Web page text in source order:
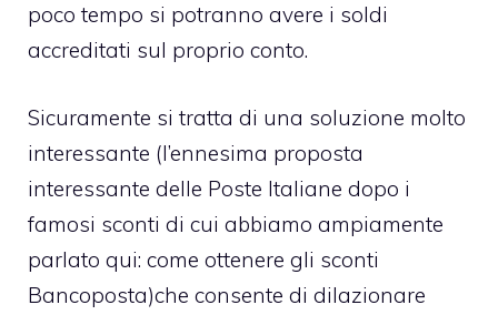
poco tempo si potranno avere i soldi
accreditati sul proprio conto.
Sicuramente si tratta di una soluzione molto
interessante (l’ennesima proposta
interessante delle Poste Italiane dopo i
famosi sconti di cui abbiamo ampiamente
parlato qui: come ottenere gli sconti
Bancoposta)che consente di dilazionare